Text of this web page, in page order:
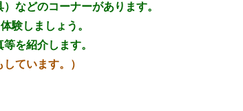
）などのコーナーがあります。
験しましょう。
等を紹介します。
しています。）